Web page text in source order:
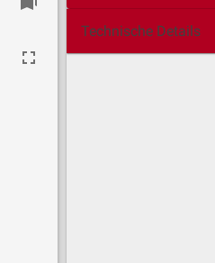
Technische Details